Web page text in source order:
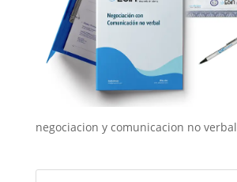
negociacion y comunicacion no verbal